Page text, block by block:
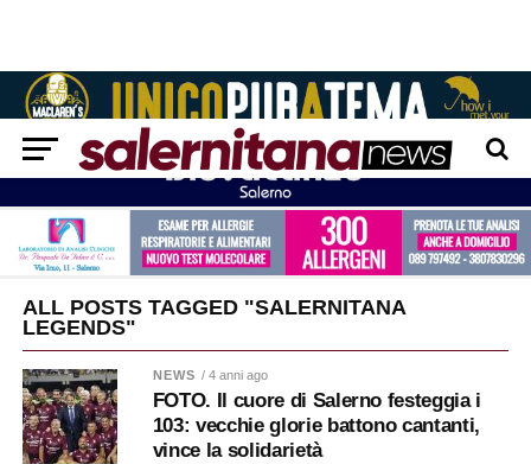
ALL POSTS TAGGED "SALERNITANA
LEGENDS"
NEWS / 4 anni ago
FOTO. Il cuore di Salerno festeggia i
103: vecchie glorie battono cantanti,
vince la solidarietà